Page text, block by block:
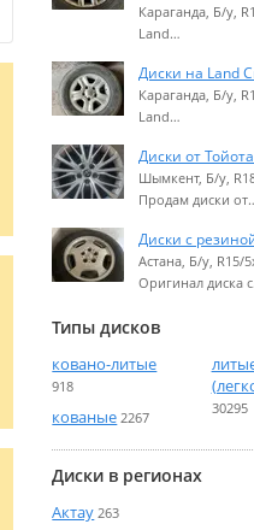
Караганда, Б/у,
Land…
Диски на Land
Караганда, Б/у,
Land…
Диски от
Шымкент, Б/у,
Продам диски
Диски с
Астана, Б/у, R15/
Оригинал диска
Типы дисков
ковано-литые
918
кованые 2267
30295
Диски в регионах
Актау 263